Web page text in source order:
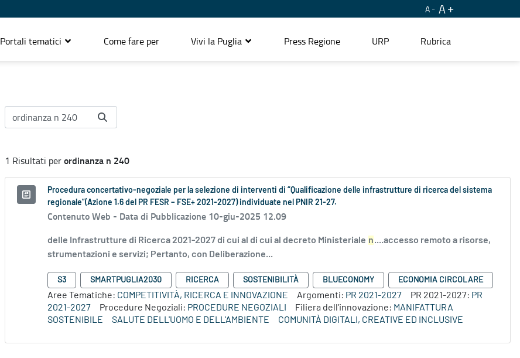
A A
Portali tematici Come fare per Vivi la Puglia Press Regione URP Rubrica
1 Risultati perordinanza n 240
Procedura concertativo-negoziale per la selezione di interventi di “Qualificazione delle infrastrutture di ricerca del sistema
regionale”(Azione 1.6 del PR FESR – FSE+ 2021-2027) individuate nel PNIR 21-27.
Contenuto Web - Data di Pubblicazione 10-giu-2025 12.09
delle Infrastrutture di Ricerca 2021-2027 di cui al di cui al decreto Ministeriale n....accesso remoto a risorse,
strumentazioni e servizi; Pertanto, con Deliberazione...
S3 SMARTPUGLIA2030 RICERCA SOSTENIBILITÀ BLUECONOMY ECONOMIA CIRCOLARE
Aree Tematiche: COMPETITIVITÀ, RICERCA E INNOVAZIONE Argomenti: PR 2021-2027 PR 2021-2027: PR
2021-2027
Procedure Negoziali: PROCEDURE NEGOZIALI Filiera dell'innovazione: MANIFATTURA
SOSTENIBILE
SALUTE DELL'UOMO E DELL'AMBIENTE COMUNITÀ DIGITALI, CREATIVE ED INCLUSIVE